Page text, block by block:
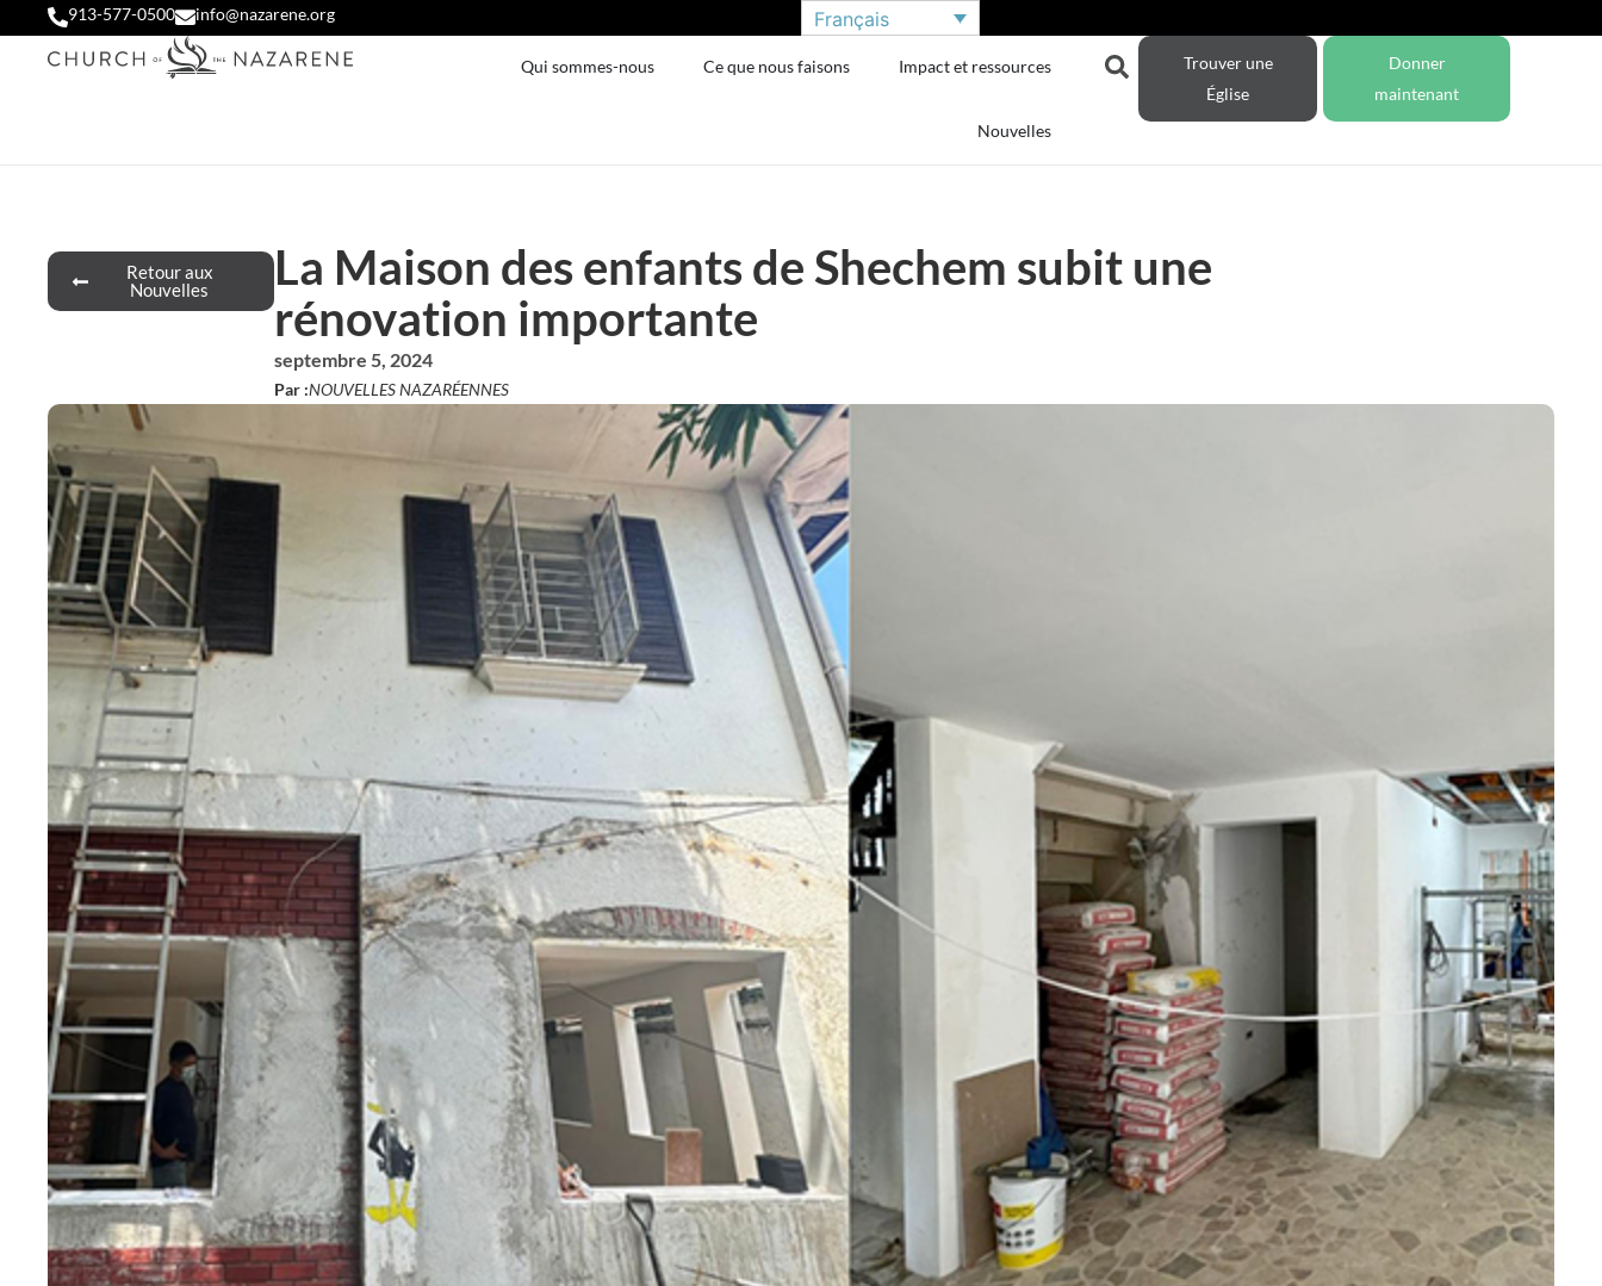
913-577-0500 info@nazarene.org Français
Qui sommes-nous Ce que nous faisons Impact et ressources
Nouvelles
Trouver une
Église
Donner
maintenant
Retour aux
Nouvelles
La Maison des enfants de Shechem subit une
rénovation importante
septembre 5, 2024
Par :NOUVELLES NAZARÉENNES